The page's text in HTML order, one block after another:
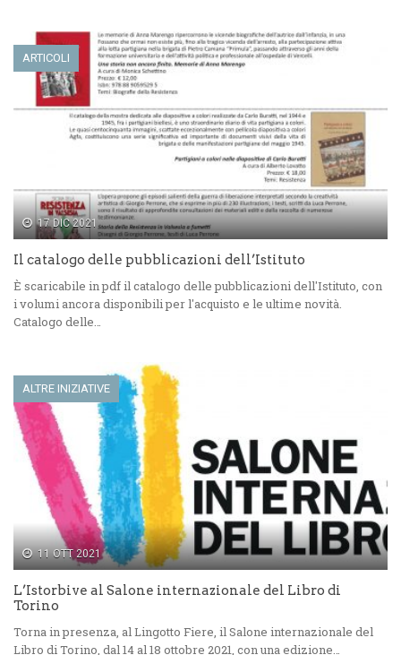
ARTICOLI
17 DIC 2021
Il catalogo delle pubblicazioni dell’Istituto
È scaricabile in pdf il catalogo delle pubblicazioni dell'Istituto, con
i volumi ancora disponibili per l'acquisto e le ultime novità.
Catalogo delle…
ALTRE INIZIATIVE
11 OTT 2021
L’Istorbive al Salone internazionale del Libro di
Torino
Torna in presenza, al Lingotto Fiere, il Salone internazionale del
Libro di Torino, dal 14 al 18 ottobre 2021, con una edizione…